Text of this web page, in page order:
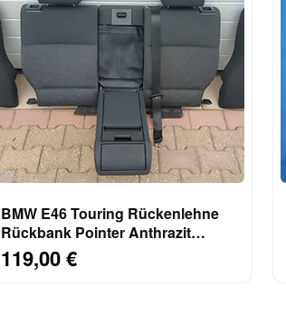
BMW E46 Touring Rückenlehne
Rückbank Pointer Anthrazit
Rücksitzbank Polsterteil
119,00 €